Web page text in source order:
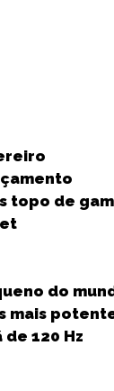
topo de
do
mais
120 Hz